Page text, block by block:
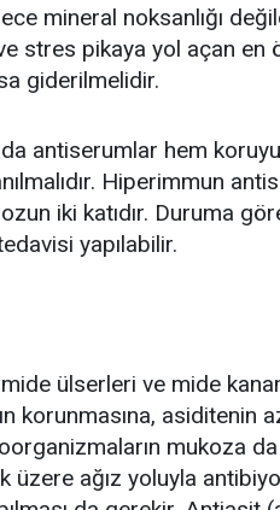
mineral noksanlığı
stres pikaya yol açan en
giderilmelidir.
antiserumlar hem
Hiperimmun
iki katıdır. Duruma
yapılabilir.
mide ülserleri ve mide
korunmasına, asiditenin
mukoza
üzere ağız yoluyla